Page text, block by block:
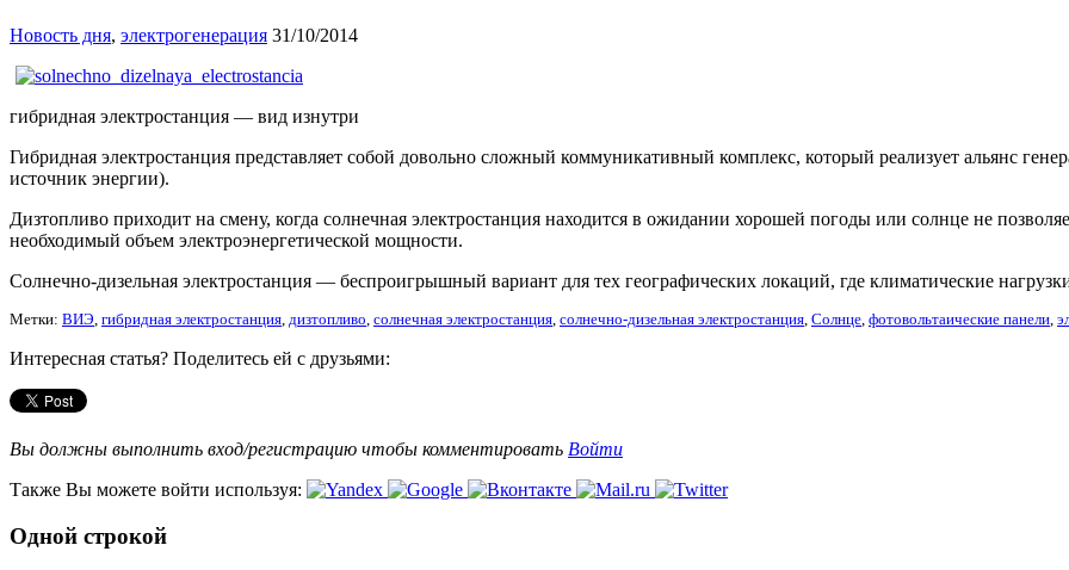
Новость дня, электрогенерация 31/10/2014
гибридная электростанция — вид изнутри
Гибридная электростанция представляет собой довольно сложный коммуникативный комплекс, который реализует альянс
источник энергии).
Дизтопливо приходит на смену, когда солнечная электростанция находится в ожидании хорошей погоды или солнце не
необходимый объем электроэнергетической мощности.
Солнечно-дизельная электростанция — беспроигрышный вариант для тех географических локаций, где климатические
Метки: ВИЭ, гибридная электростанция, дизтопливо, солнечная электростанция, солнечно-дизельная электростанция, Солнце, фотовольтаические панели,
Интересная статья? Поделитесь ей с друзьями:
Вы должны выполнить вход/регистрацию чтобы комментировать Войти
Также Вы можете войти используя:
Одной строкой